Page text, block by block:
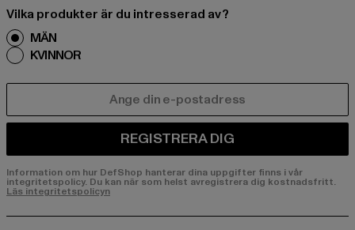
Vilka produkter är du intresserad av?
MÄN
KVINNOR
REGISTRERA DIG
Information om hur DefShop hanterar dina uppgifter finns i vår
integritetspolicy. Du kan när som helst avregistrera dig kostnadsfritt.
Läs integritetspolicyn